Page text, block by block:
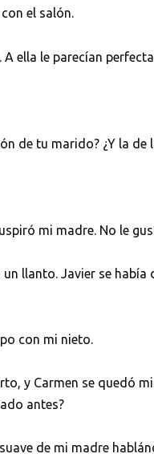
el salón.
ella le parecían
de tu marido? ¿Y la de
mi madre. No le
llanto. Javier se había
con mi nieto.
y Carmen se quedó
antes?
de mi madre